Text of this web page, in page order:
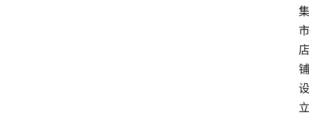
集
市
店
铺
设
立